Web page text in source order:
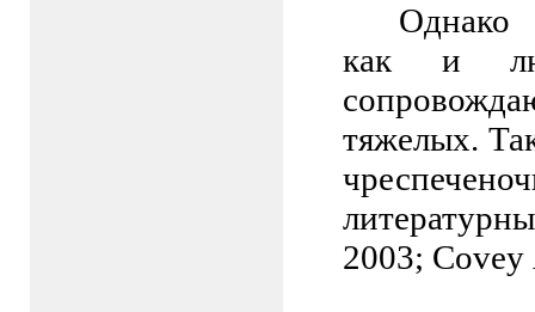
Однако
как и
тяжелых.
2003; Covey